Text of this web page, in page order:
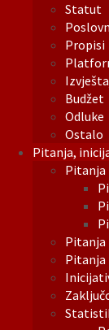
Statut
Propisi
Budžet
Odluke
Ostalo
Pitanja,
Pitanja
Pitanja
Pitanja